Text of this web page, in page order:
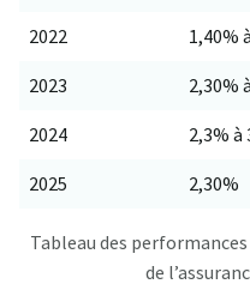
2022 1,40%
2023 2,30%
2024 2,3% à
2025 2,30%
Tableau des
de